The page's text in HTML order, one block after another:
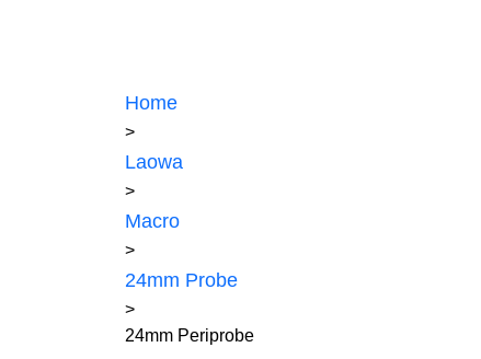
Home
>
Laowa
>
Macro
>
24mm Probe
>
24mm Periprobe